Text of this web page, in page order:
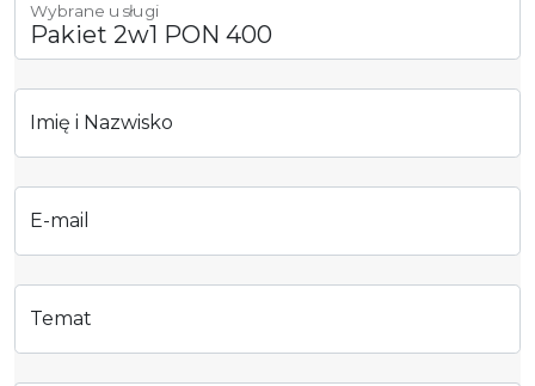
Wybrane usługi
Imię i Nazwisko
E-mail
Temat